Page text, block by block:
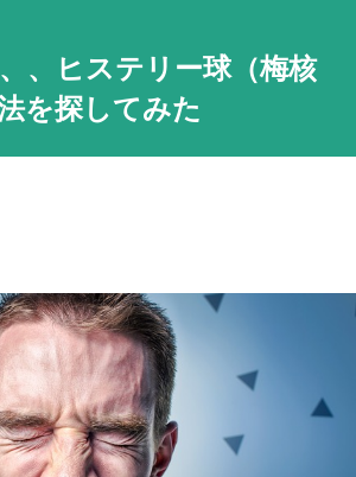
、ヒステリー球（梅核
を探してみた